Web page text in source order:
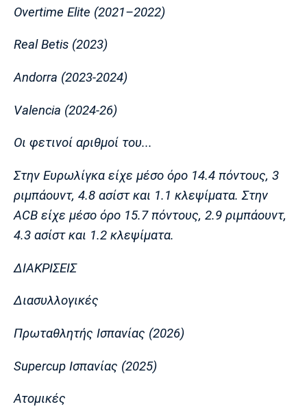
Μπορούσια
Ντόρτμουντ
Πόρτο Μπενφίκα
Overtime Elite (2021–2022)
Real Betis (2023)
Andorra (2023-2024)
Valencia (2024-26)
Οι φετινοί αριθμοί του...
Στην Ευρωλίγκα είχε μέσο όρο 14.4 πόντους, 3
ριμπάουντ, 4.8 ασίστ και 1.1 κλεψίματα. Στην
ACB είχε μέσο όρο 15.7 πόντους, 2.9 ριμπάουντ,
4.3 ασίστ και 1.2 κλεψίματα.
ΔΙΑΚΡΙΣΕΙΣ
Διασυλλογικές
Πρωταθλητής Ισπανίας (2026)
Supercup Ισπανίας (2025)
Ατομικές